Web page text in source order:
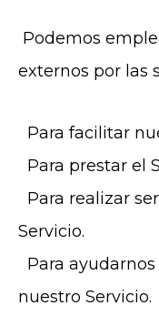
Podemos
externos por las
Para facilitar
Para prestar el
Para realizar
Servicio.
Para
nuestro Servicio.